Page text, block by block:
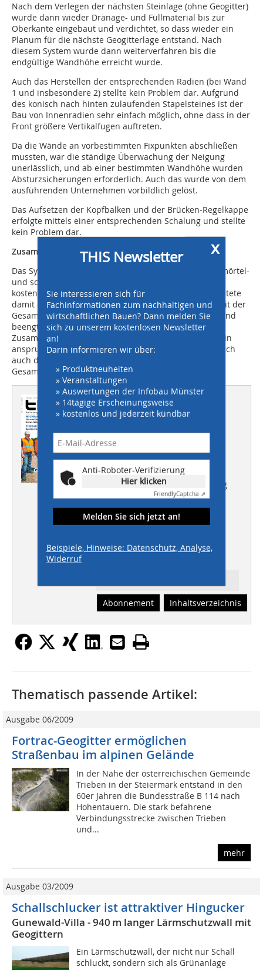
Nach dem Verlegen der nächsten Steinlage (ohne Geogitter)
wurde dann wieder Dränage- und Füllmaterial bis zur
Oberkante eingebaut und verdichtet, so dass wieder ein
Planum für die nächste Geogitterlage entstand. Nach
diesem System wurde dann weiterverfahren bis die
endgültige Wandhöhe erreicht wurde.
Auch das Herstellen der entsprechenden Radien (bei Wand
1 und insbesondere 2) stellte kein Problem dar. Aufgrund
des konisch nach hinten zulaufenden Stapelsteines ist der
Bau von Innenradien sehr einfach möglich, ohne dass in der
Front größere Vertikalfugen auftreten.
Da die Wände an vorbestimmten Fixpunkten abschließen
mussten, war die ständige Überwachung der Neigung
unerlässlich, und ab einer bestimmten Wandhöhe wurden
Absturzsicherungen erforderlich. Auch das wurde von dem
ausführenden Unternehmen vorbildlich gelöst.
Das Aufsetzen der Kopfbalken und der Brücken-Regelkappe
erfolgte mittels einer entsprechenden Schalung und stellte
kein Problem dar.
Zusammenfassung
Das System TensarTech
Wall ermöglichte durch die mörtel-
und schalungsfreie Bauweise eine schnelle und
kostengünstige Realisierung des Teilprojektes und leistete
damit einen wichtigen Beitrag für die Wirtschaftlichkeit der
Gesamtbaumaßnahme. Trotz schwieriger Topografie und
beengten Platzverhältnissen ist es durch die
Zusammenarbeit aller am Bau Beteiligten gelungen, ein
anspruchsvolles Ingenieurbauwerk zu erstellen, das sich
auch durch die attraktive Optik harmonisch in das
Gesamtbild einfügt.
Dieser Artikel erschien in
THIS 06/2013
TITELSTORY
Gleitschalungsfertiger
HOCHBAU
Sanierende Bauwerksabdichtung
Kanäle effektiv bewirtschaften
Maßgeschneiderte
Abonnement Inhaltsverzeichnis
x
THIS Newsletter
Sie interessieren sich für
Fachinformationen zum nachhaltigen und
wirtschaftlichen Bauen? Dann melden Sie
sich zu unserem kostenlosen Newsletter
an!
Darin informieren wir über:
» Produktneuheiten
» Veranstaltungen
» Auswertungen der Infobau Münster
» 14tägige Erscheinungsweise
» kostenlos und jederzeit kündbar
Anti-Roboter-Verifizierung
Hier klicken
FriendlyCaptcha ⇗
Melden Sie sich jetzt an!
Beispiele, Hinweise: Datenschutz, Analyse,
Widerruf
Thematisch passende Artikel:
Ausgabe 06/2009
Fortrac-Geogitter ermöglichen
Straßenbau im alpinen Gelände
In der Nähe der österreichischen Gemeinde
Trieben in der Steiermark entstand in den
60er Jahren die Bundesstraße B 114 nach
Hohentauern. Die stark befahrene
Verbindungsstrecke zwischen Trieben
und...
mehr
Ausgabe 03/2009
Schallschlucker ist attraktiver Hingucker
Gunewald-Villa - 940 m langer Lärmschutzwall mit
Geogittern
Ein Lärmschutzwall, der nicht nur Schall
schluckt, sondern sich als Grünanlage